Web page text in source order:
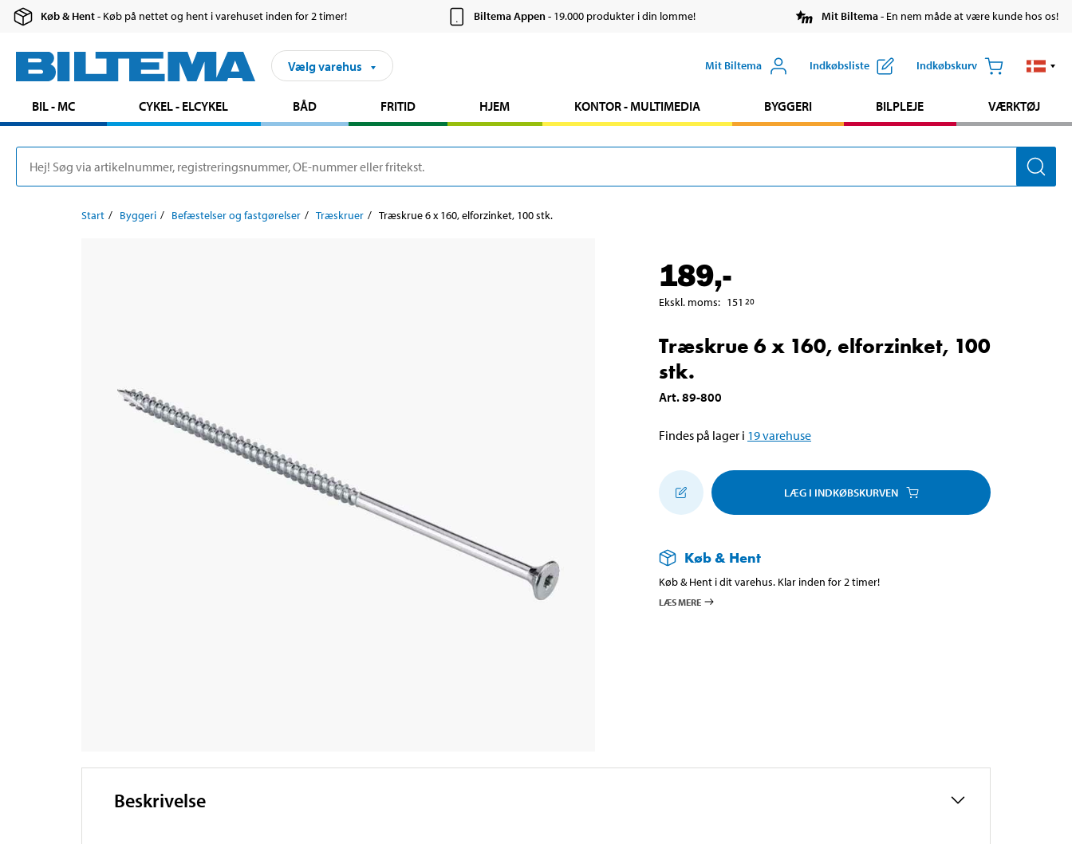
Køb & Hent- Køb på nettet og hent i varehuset inden for 2 timer! Biltema Appen- 19.000 produkter i din lomme! Mit Biltema- En nem måde at være kunde hos os!
Vælg varehus Mit Biltema Indkøbsliste Indkøbskurv
BIL - MC CYKEL - ELCYKEL BÅD FRITID HJEM KONTOR - MULTIMEDIA BYGGERI BILPLEJE VÆRKTØJ
Start Byggeri Befæstelser og fastgørelser Træskruer Træskrue 6 x 160, elforzinket, 100 stk.
189,-
Ekskl. moms: 151 20
Træskrue 6 x 160, elforzinket, 100
stk.
Art.89-800
Findes på lager i 19varehuse
LÆG I INDKØBSKURVEN
Køb & Hent
Køb & Hent i dit varehus. Klar inden for 2 timer!
LÆS MERE
Beskrivelse